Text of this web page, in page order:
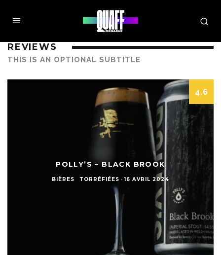
REVIEWS
THIS IS AN OPTIONAL SUBTITLE
4.6
POLLY’S – BLACK BROOK
BIÈRES TORRÉFIÉES · 16 AVRIL 2024